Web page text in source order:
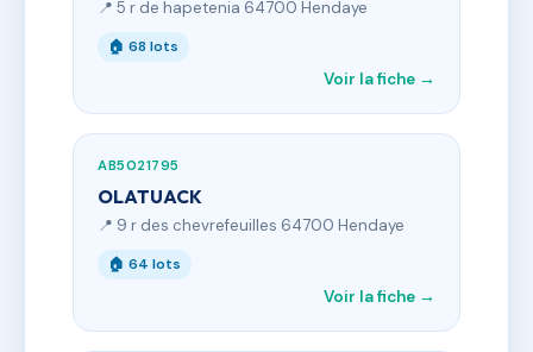
📍 5 r de hapetenia 64700 Hendaye
🏠 68 lots
Voir la fiche →
AB5021795
OLATUACK
📍 9 r des chevrefeuilles 64700 Hendaye
🏠 64 lots
Voir la fiche →